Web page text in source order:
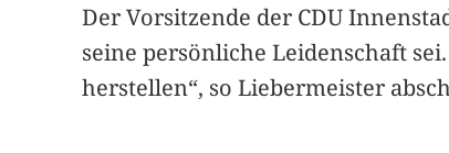
Der Vorsitzende der CDU
seine persönliche Leidenschaft
herstellen“, so Liebermeister